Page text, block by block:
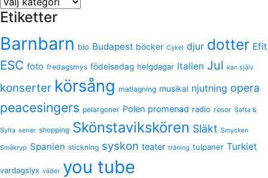
Etiketter
Barnbarn bio Budapest böcker Cykel djur dotter Efit
ESC foto fredagsmys födelsedag helgdagar Italien Jul kan själv
konserter körsång matlagning musikal njutning opera
peacesingers pelargoner Polen promenad radio rosor Safta &
Sylta serier shopping Skönstavikskören Släkt Smycken
Småkryp Spanien stickning syskon teater träning tulpaner Turkiet
vardagslyx väder you tube